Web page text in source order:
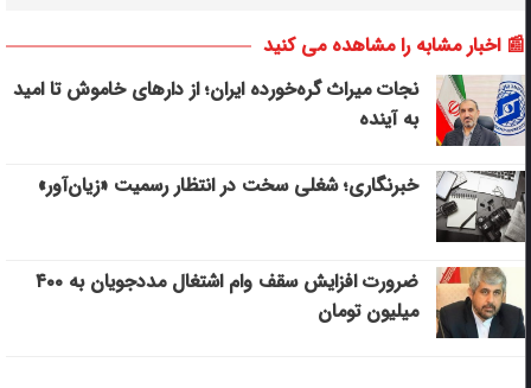
📰 اخبار مشابه را مشاهده می کنید
نجات میراث گره‌خورده ایران؛ از دارهای خاموش تا امید
به آینده
خبرنگاری؛ شغلی سخت در انتظار رسمیت «زیان‌آور»
ضرورت افزایش سقف وام اشتغال مددجویان به ۴۰۰
میلیون تومان